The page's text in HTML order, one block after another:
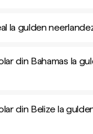
la gulden
din Bahamas la
din Belize la